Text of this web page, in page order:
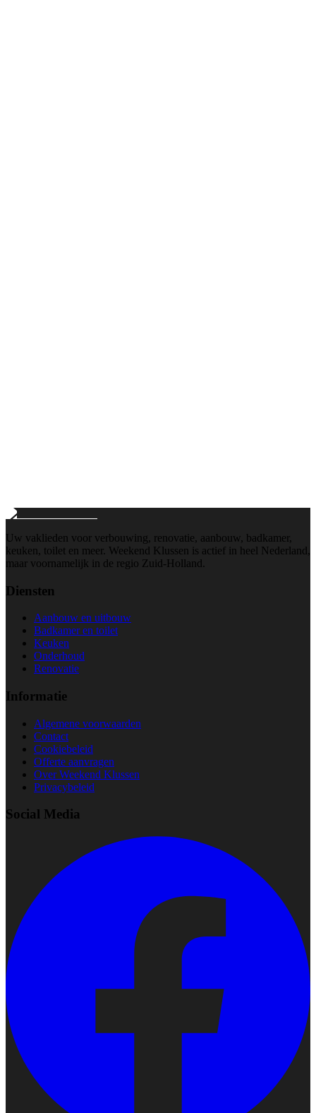
Uw vaklieden voor verbouwing, renovatie, aanbouw, badkamer,
keuken, toilet en meer. Weekend Klussen is actief in heel Nederland,
maar voornamelijk in de regio Zuid-Holland.
Diensten
Aanbouw en uitbouw
Badkamer en toilet
Keuken
Onderhoud
Renovatie
Informatie
Algemene voorwaarden
Contact
Cookiebeleid
Offerte aanvragen
Over Weekend Klussen
Privacybeleid
Social Media